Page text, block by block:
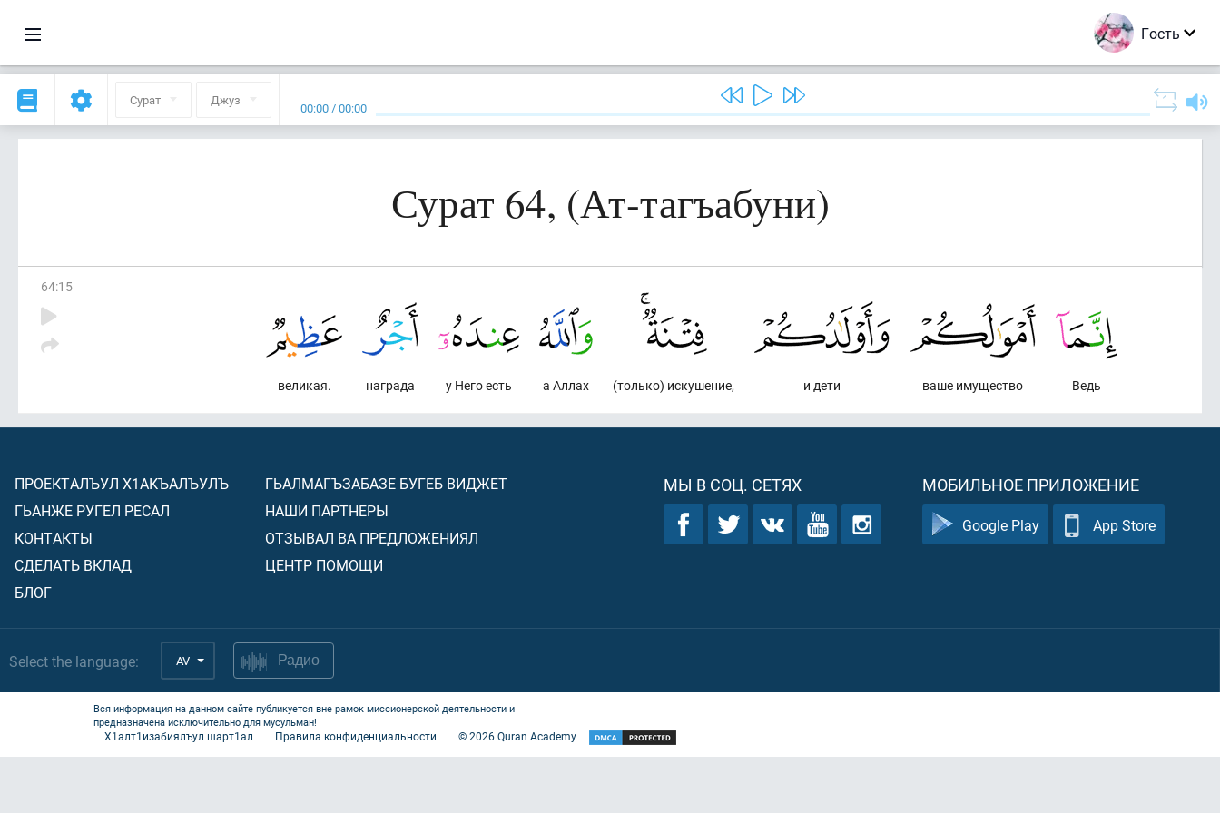
Гость
Сурат Джуз 00:00 /00:00
Сурат 64, (Ат-тагъабуни)
64:15
Ведь
ваше имущество
и дети
(только) искушение,
а Аллах
у Него есть
награда
великая.
ПРОЕКТАЛЪУЛ Х1АКЪАЛЪУЛЪ
ГЬАНЖЕ РУГЕЛ РЕСАЛ
КОНТАКТЫ
СДЕЛАТЬ ВКЛАД
БЛОГ
ГЬАЛМАГЪЗАБАЗЕ БУГЕБ ВИДЖЕТ
НАШИ ПАРТНЕРЫ
ОТЗЫВАЛ ВА ПРЕДЛОЖЕНИЯЛ
ЦЕНТР ПОМОЩИ
МЫ В СОЦ. СЕТЯХ МОБИЛЬНОЕ ПРИЛОЖЕНИЕ
Google Play App Store
Select the language: AV Радио
Вся информация на данном сайте публикуется вне рамок миссионерской деятельности и
предназначена исключительно для мусульман!
Х1алт1изабиялъул шарт1ал Правила конфиденциальности ©2026Quran Academy